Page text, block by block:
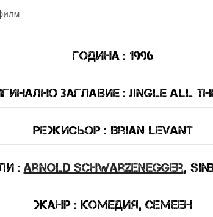
Година : 1996
Заглавие : Jingle All
Режисьор : Brian Levant
: Arnold Schwarzenegger,
Жанр : комедия, семеен